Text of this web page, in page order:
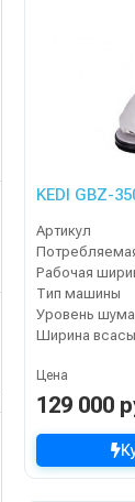
KEDI GBZ-
Артикул
Тип машины
Уровень
Цена
129 000